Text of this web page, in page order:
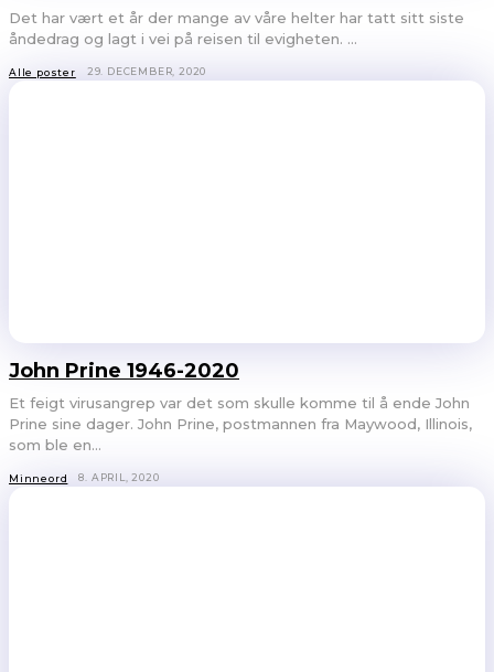
Det har vært et år der mange av våre helter har tatt sitt siste
åndedrag og lagt i vei på reisen til evigheten. ...
Alle poster 29. DECEMBER, 2020
John Prine 1946-2020
Et feigt virusangrep var det som skulle komme til å ende John
Prine sine dager. John Prine, postmannen fra Maywood, Illinois,
som ble en...
Minneord 8. APRIL, 2020